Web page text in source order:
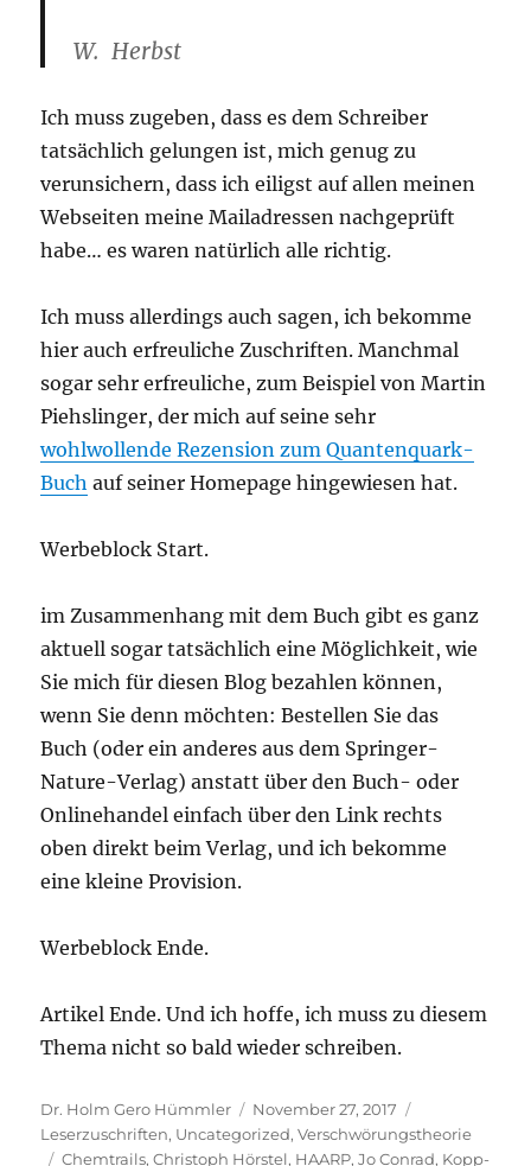
W. Herbst
Ich muss zugeben, dass es dem Schreiber
tatsächlich gelungen ist, mich genug zu
verunsichern, dass ich eiligst auf allen meinen
Webseiten meine Mailadressen nachgeprüft
habe… es waren natürlich alle richtig.
Ich muss allerdings auch sagen, ich bekomme
hier auch erfreuliche Zuschriften. Manchmal
sogar sehr erfreuliche, zum Beispiel von Martin
Piehslinger, der mich auf seine sehr
wohlwollende Rezension zum Quantenquark-
Buch auf seiner Homepage hingewiesen hat.
Werbeblock Start.
im Zusammenhang mit dem Buch gibt es ganz
aktuell sogar tatsächlich eine Möglichkeit, wie
Sie mich für diesen Blog bezahlen können,
wenn Sie denn möchten: Bestellen Sie das
Buch (oder ein anderes aus dem Springer-
Nature-Verlag) anstatt über den Buch- oder
Onlinehandel einfach über den Link rechts
oben direkt beim Verlag, und ich bekomme
eine kleine Provision.
Werbeblock Ende.
Artikel Ende. Und ich hoffe, ich muss zu diesem
Thema nicht so bald wieder schreiben.
Autor
Dr. Holm Gero Hümmler
Veröffentlicht
am
November 27, 2017
Leserzuschriften, Uncategorized,Verschwörungstheorie
Schlagwörter
Chemtrails,Christoph Hörstel, HAARP,Jo Conrad, Kopp-